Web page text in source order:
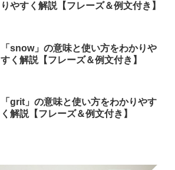
りやすく解説【フレーズ＆例文付き】
「snow」の意味と使い方をわかりや
すく解説【フレーズ＆例文付き】
「grit」の意味と使い方をわかりやす
く解説【フレーズ＆例文付き】